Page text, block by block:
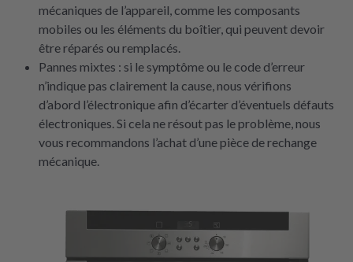
mécaniques de l’appareil, comme les composants
mobiles ou les éléments du boîtier, qui peuvent devoir
être réparés ou remplacés.
Pannes mixtes : si le symptôme ou le code d’erreur
n’indique pas clairement la cause, nous vérifions
d’abord l’électronique afin d’écarter d’éventuels défauts
électroniques. Si cela ne résout pas le problème, nous
vous recommandons l’achat d’une pièce de rechange
mécanique.